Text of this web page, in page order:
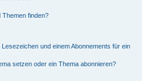
Themen finden?
und einem Abonnements für ein
setzen oder ein Thema abonnieren?